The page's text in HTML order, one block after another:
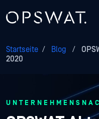
Startseite / Blog /
2020